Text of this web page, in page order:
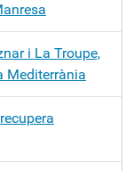
i La Troupe,
Mediterrània